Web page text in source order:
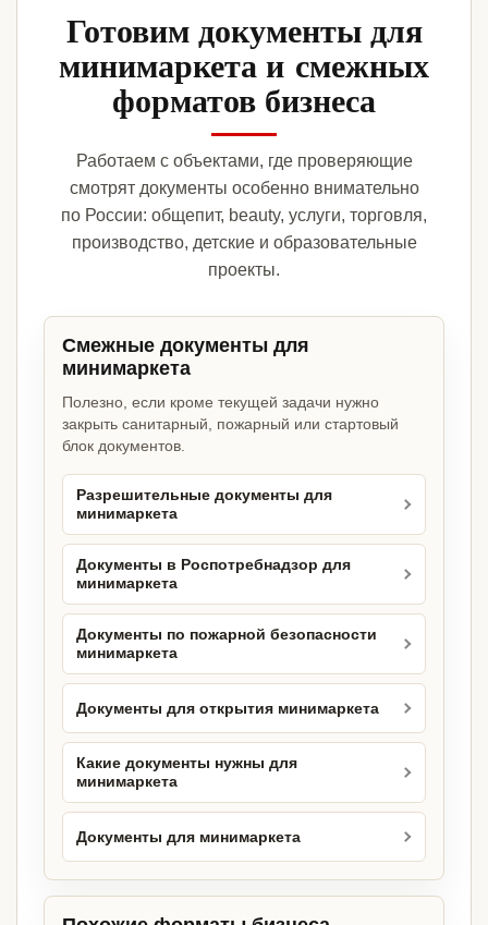
Готовим документы для
минимаркета и смежных
форматов бизнеса
Работаем с объектами, где проверяющие
смотрят документы особенно внимательно
по России: общепит, beauty, услуги, торговля,
производство, детские и образовательные
проекты.
Смежные документы для
минимаркета
Полезно, если кроме текущей задачи нужно
закрыть санитарный, пожарный или стартовый
блок документов.
Разрешительные документы для
минимаркета
Документы в Роспотребнадзор для
минимаркета
Документы по пожарной безопасности
минимаркета
Документы для открытия минимаркета
Какие документы нужны для
минимаркета
Документы для минимаркета